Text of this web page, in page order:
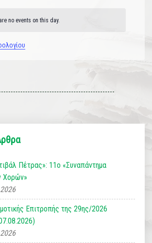
no events on this day.
Πέτρας»: 11ο «Συναπάντημα
Χορών»
Επιτροπής της 29ης/2026